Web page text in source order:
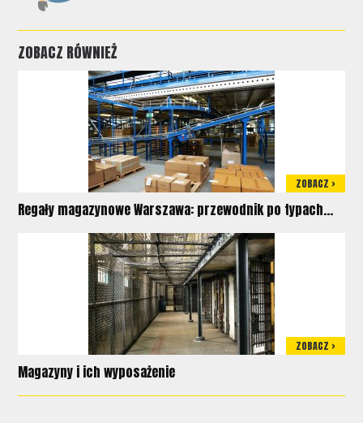
ZOBACZ RÓWNIEŻ
ZOBACZ >
Regały magazynowe Warszawa: przewodnik po typach...
ZOBACZ >
Magazyny i ich wyposażenie